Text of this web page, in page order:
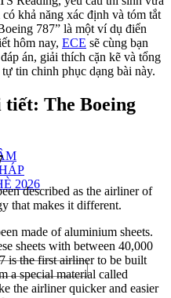
2026
khả năng xác định và tóm tắt
787” là một ví dụ điển
hôm nay, ECE sẽ cùng bạn
án, giải thích cặn kẽ và tổng
tin chinh phục dạng bài này.
tiết: The Boeing
described as the airliner of
that makes it different.
made of aluminium sheets.
sheets with between 40,000
is the first airliner to be built
a special material called
the airliner quicker and easier